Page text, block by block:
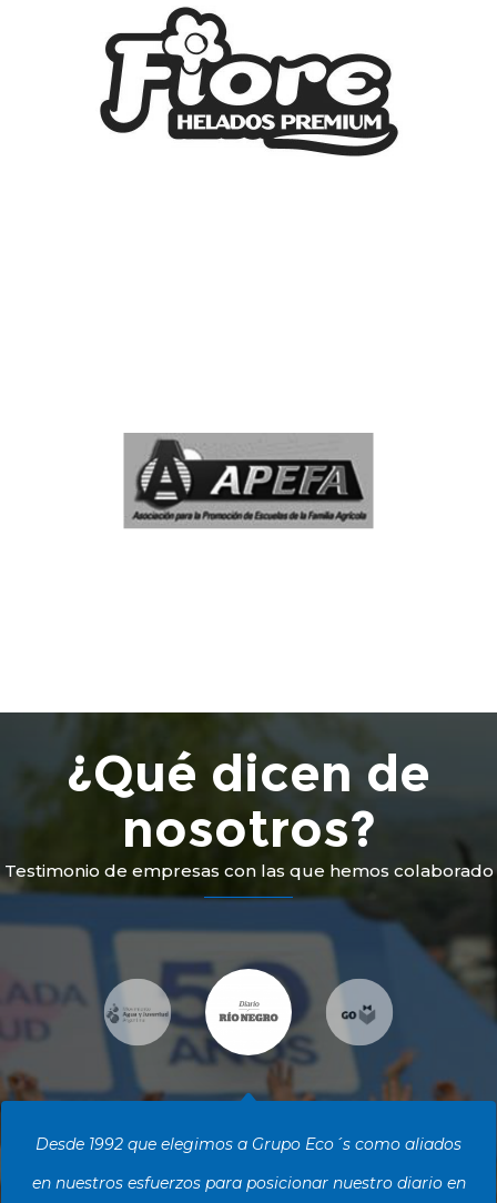
¿Qué dicen de
nosotros?
Testimonio de empresas con las que hemos colaborado
elegimos a Grupo Eco´s como aliados
para posicionar nuestro diario en
Nuestra
empresas